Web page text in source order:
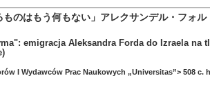
ものはもう何もない」アレクサンデル・フォ
emigracja Aleksandra Forda do Izraela na
I Wydawców Prac Naukowych „Universitas”> 508 c.